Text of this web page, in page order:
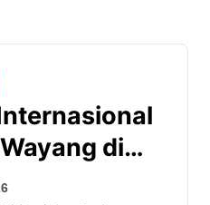
di
dan